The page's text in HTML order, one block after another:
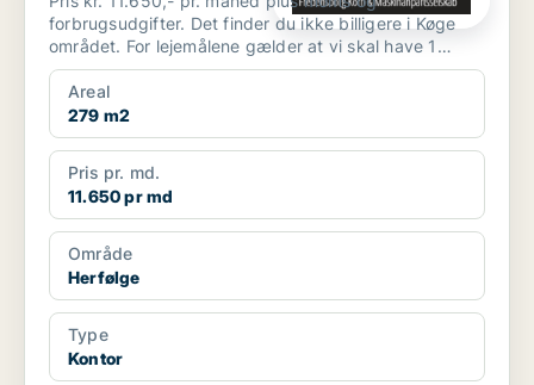
forbrugsudgifter. Det finder du ikke billigere i Køge
området. For lejemålene gælder at vi skal have 1
måneds foru...
Areal
279 m2
Pris pr. md.
11.650 pr md
Område
Herfølge
Type
Kontor